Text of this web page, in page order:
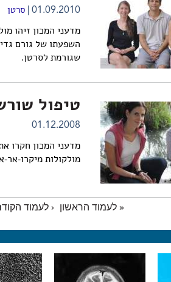
01.09.2010 סרטן
מדעני המכון זיהו
השפעתו של גורם
שגורמת לסרטן.
טיפול
01.12.2008
מדעני המכון חקרו
מולקולות מיקרו-
« לעמוד הראשון ‹ לעמוד